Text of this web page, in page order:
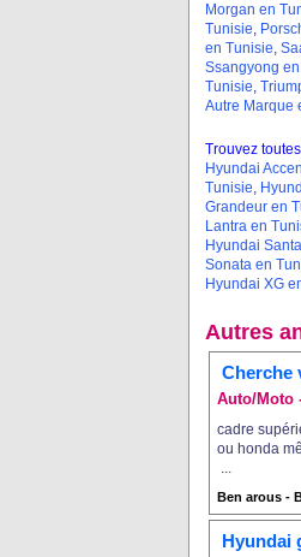
Morgan en
Tunisie,
en Tunisie,
Ssangyong
Tunisie,
Autre Marque
Trouvez
Hyundai
Tunisie,
Grandeur en
Lantra en
Hyundai
Sonata en
Hyundai XG
Autres
Cherche
Auto/Moto
cadre
ou honda
...
Ben arous -
Hyundai